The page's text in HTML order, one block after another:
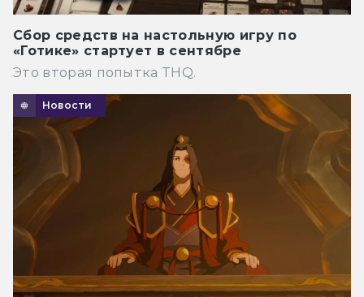
Сбор средств на настольную игру по
«Готике» стартует в сентябре
Это вторая попытка THQ.
Новости